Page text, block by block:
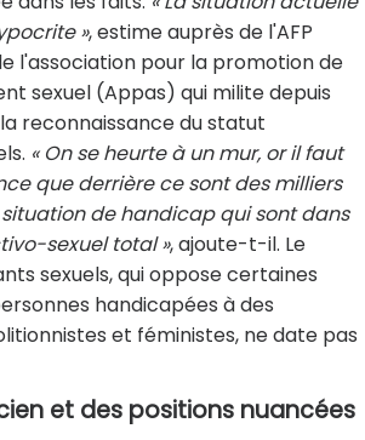
», estime auprès de l'AFP
l'association pour la promotion de
sexuel (Appas) qui milite depuis
reconnaissance du statut
« On se heurte à un mur, or il faut
que derrière ce sont des milliers
de handicap qui sont dans
sexuel total », ajoute-t-il. Le
sexuels, qui oppose certaines
handicapées à des
et féministes, ne date pas
et des positions nuancées